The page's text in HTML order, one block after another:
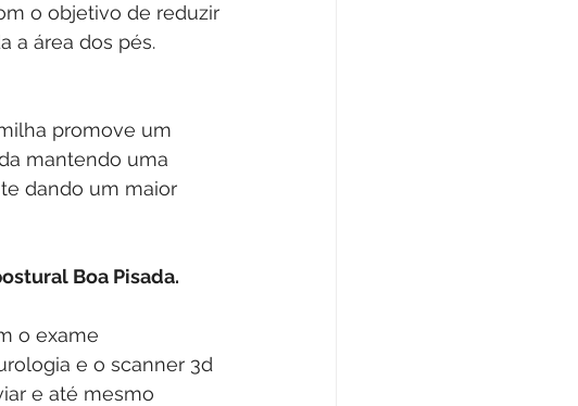
o objetivo de reduzir
a área dos pés.
promove um
mantendo uma
dando um maior
Boa Pisada.
o exame
e o scanner 3d
e até mesmo